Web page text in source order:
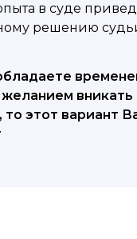
в суде
решению
вникать
то этот вариант